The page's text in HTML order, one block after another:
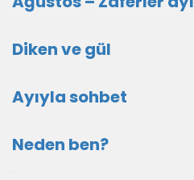
Diken ve gül
Ayıyla sohbet
Neden ben?